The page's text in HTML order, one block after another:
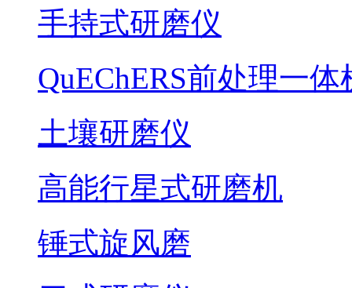
手持式研磨仪
QuEChERS前处理一体
土壤研磨仪
高能行星式研磨机
锤式旋风磨